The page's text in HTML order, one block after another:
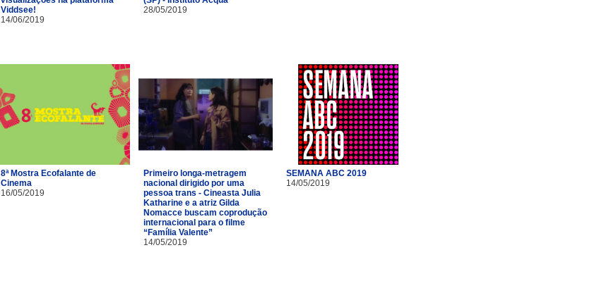
Viddsee!
14/06/2019
28/05/2019
8ª Mostra Ecofalante de
Cinema
16/05/2019
Primeiro longa-metragem
nacional dirigido por uma
pessoa trans - Cineasta Julia
Katharine e a atriz Gilda
Nomacce buscam coprodução
internacional para o filme
“Família Valente”
14/05/2019
SEMANA ABC 2019
14/05/2019